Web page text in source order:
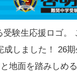
験生応援ロゴ。
しました！ 26
地面を踏みしめ